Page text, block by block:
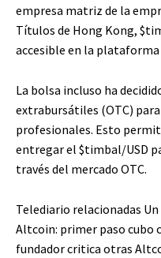
empresa matriz de la
Títulos de Hong Kong,
accesible en la plataforma
La bolsa incluso ha
extrabursátiles (OTC) para
profesionales. Esto
entregar el $timbal/USD
través del mercado OTC.
Telediario relacionadas
Altcoin: primer paso cubo
fundador critica otras